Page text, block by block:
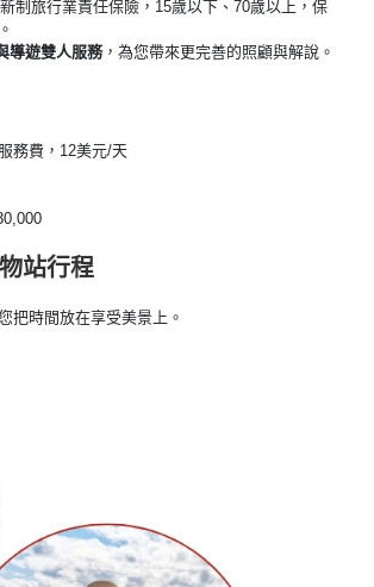
制旅行業責任保險，15歲以下、70歲以上，保
導遊雙人服務，為您帶來更完善的照顧與解說。
務費，12美元/天
站行程
把時間放在享受美景上。